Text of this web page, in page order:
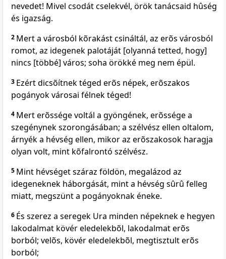
nevedet! Mivel csodát cselekvél, örök tanácsaid hûség
és igazság.
2 Mert a városból kõrakást csináltál, az erõs városból
romot, az idegenek palotáját [olyanná tetted, hogy]
nincs [többé] város; soha örökké meg nem épül.
3 Ezért dicsõítnek téged erõs népek, erõszakos
pogányok városai félnek téged!
4 Mert erõssége voltál a gyöngének, erõssége a
szegénynek szorongásában; a szélvész ellen oltalom,
árnyék a hévség ellen, mikor az erõszakosok haragja
olyan volt, mint kõfalrontó szélvész.
5 Mint hévséget száraz földön, megalázod az
idegeneknek háborgását, mint a hévség sûrû felleg
miatt, megszünt a pogányoknak éneke.
6 És szerez a seregek Ura minden népeknek e hegyen
lakodalmat kövér eledelekbõl, lakodalmat erõs
borból; velõs, kövér eledelekbõl, megtisztult erõs
borból;